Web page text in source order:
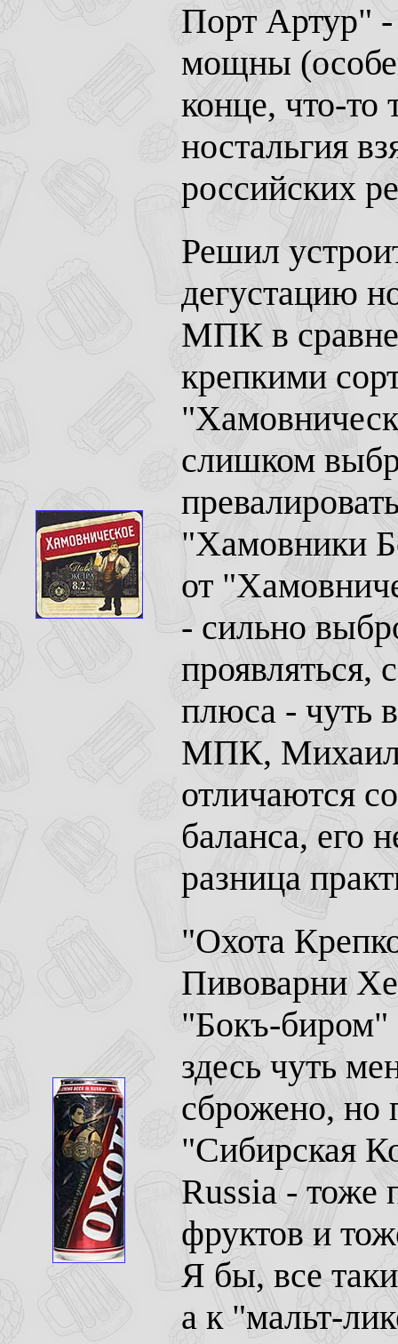
Порт Артур" -
мощны
конце, что-то
ностальгия
российских
Решил
дегустацию
МПК в
крепкими
слишком
"Хамовники
от
- сильно
проявляться,
плюса - чуть
МПК, Михаил
отличаются
баланса, его
разница
"Охота
Пивоварни
"Бокъ-
здесь чуть
сброжено, но
"Сибирская
Russia - тоже
фруктов и
Я бы, все
а к "мальт-